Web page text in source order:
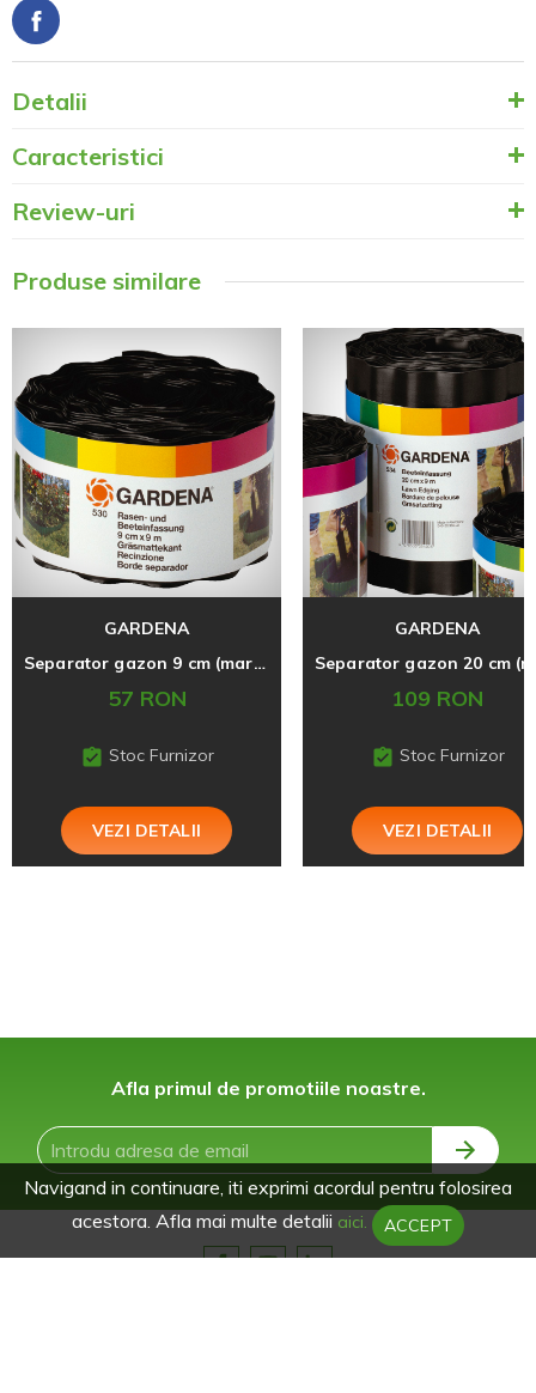
Detalii
Caracteristici
Review-uri
Produse similare
GARDENA
Separator gazon 9 cm (maro)
57 RON
Stoc Furnizor
VEZI DETALII
GARDENA
109 RON
Stoc Furnizor
VEZI DETALII
Afla primul de promotiile noastre.
Navigand in continuare, iti exprimi acordul pentru folosirea
acestora. Afla mai multe detalii aici. ACCEPT